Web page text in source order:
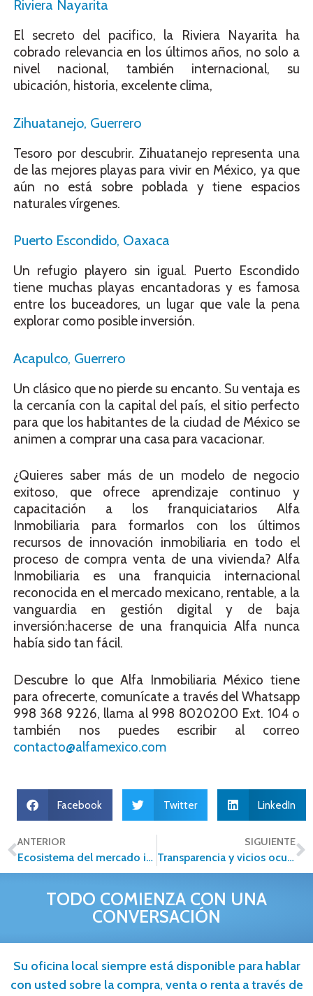
Riviera Nayarita
El secreto del pacifico, la Riviera Nayarita ha
cobrado relevancia en los últimos años, no solo a
nivel nacional, también internacional, su
ubicación, historia, excelente clima,
Zihuatanejo, Guerrero
Tesoro por descubrir. Zihuatanejo representa una
de las mejores playas para vivir en México, ya que
aún no está sobre poblada y tiene espacios
naturales vírgenes.
Puerto Escondido, Oaxaca
Un refugio playero sin igual. Puerto Escondido
tiene muchas playas encantadoras y es famosa
entre los buceadores, un lugar que vale la pena
explorar como posible inversión.
Acapulco, Guerrero
Un clásico que no pierde su encanto. Su ventaja es
la cercanía con la capital del país, el sitio perfecto
para que los habitantes de la ciudad de México se
animen a comprar una casa para vacacionar.
¿Quieres saber más de un modelo de negocio
exitoso, que ofrece aprendizaje continuo y
capacitación a los franquiciatarios Alfa
Inmobiliaria para formarlos con los últimos
recursos de innovación inmobiliaria en todo el
proceso de compra venta de una vivienda? Alfa
Inmobiliaria es una franquicia internacional
reconocida en el mercado mexicano, rentable, a la
vanguardia en gestión digital y de baja
inversión:hacerse de una franquicia Alfa nunca
había sido tan fácil.
Descubre lo que Alfa Inmobiliaria México tiene
para ofrecerte, comunícate a través del Whatsapp
998 368 9226, llama al 998 8020200 Ext. 104 o
también nos puedes escribir al correo
contacto@alfamexico.com
Facebook Twitter LinkedIn
ANTERIOR
Ecosistema del mercado inmobiliario en 2023
SIGUIENTE
Transparencia y vicios ocultos en las casas en venta
TODO COMIENZA CON UNA
CONVERSACIÓN
Su oficina local siempre está disponible para hablar
con usted sobre la compra, venta o renta a través de